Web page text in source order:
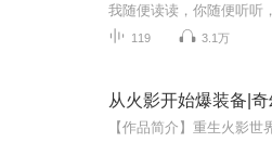
119 3.1万
从火影开始爆装备|